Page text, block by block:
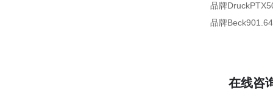
品牌
品牌
在线咨